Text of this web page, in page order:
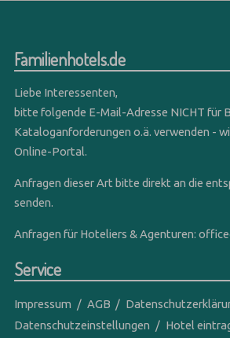
Familienhotels.de
Liebe Interessenten,
bitte folgende E-Mail-Adresse NICHT für
Kataloganforderungen o.ä. verwenden -
Online-Portal.
Anfragen dieser Art bitte direkt an die
senden.
Anfragen für Hoteliers & Agenturen:
Service
Impressum AGB
Datenschutzeinstellungen
Hotel